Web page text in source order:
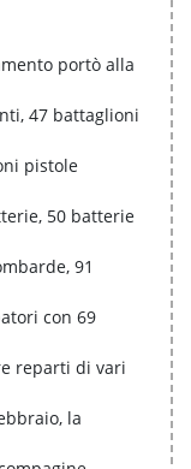
portò alla
47 battaglioni
pistole
50 batterie
91
con 69
reparti di vari
la